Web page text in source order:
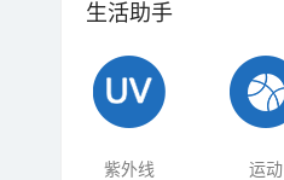
生活助手
紫外线 运动